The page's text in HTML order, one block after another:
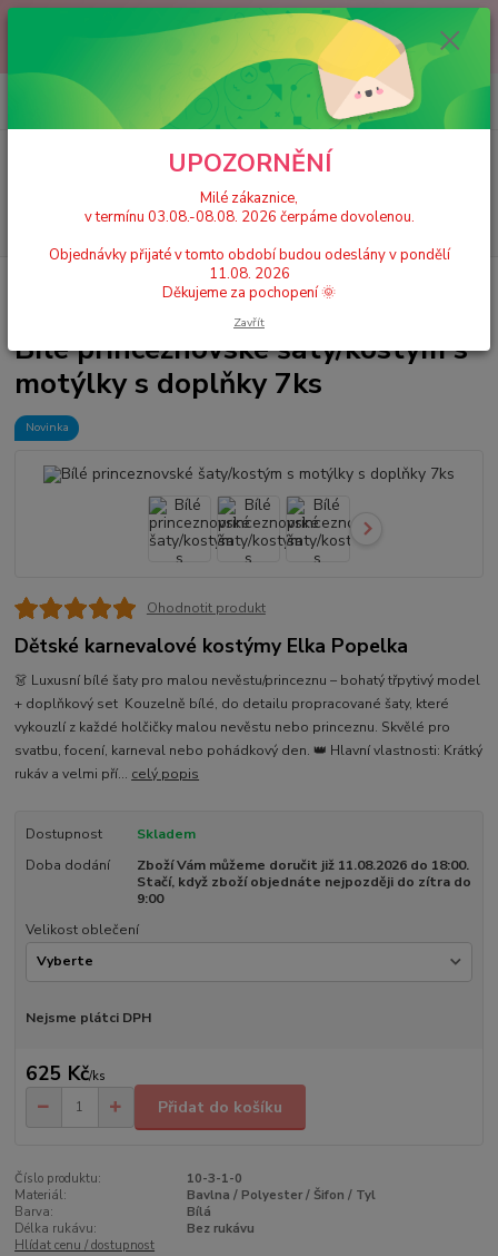
Milé zákaznice, v termínu 03.08.-08.08. 2026 čerpáme dovolenou.
Objednávky přijaté v tomto období budou odeslány v pondělí 11.08.
2026 Děkujeme za pochopení 🌞
CZK
Hledat
+420 777 224 390
(Po-Pá, 9-17 hod.)
0 Kč
Dětské karnevalové kostýmy / Princeznovské šaty, doplňky
princeznovské šaty/kostým s motýlky s doplňky 7ks
Bílé princeznovské šaty/kostým s
motýlky s doplňky 7ks
Novinka
Ohodnotit produkt
Dětské karnevalové kostýmy Elka Popelka
👗 Luxusní bílé šaty pro malou nevěstu/princeznu – bohatý třpytivý model
+ doplňkový set Kouzelně bílé, do detailu propracované šaty, které
vykouzlí z každé holčičky malou nevěstu nebo princeznu. Skvělé pro
svatbu, focení, karneval nebo pohádkový den. 👑 Hlavní vlastnosti: Krátký
rukáv a velmi pří... celý popis
Dostupnost
Skladem
Doba dodání
Zboží Vám můžeme doručit již 11.08.2026 do 18:00.
Stačí, když zboží objednáte nejpozději do zítra do
9:00
Velikost oblečení
Nejsme plátci DPH
625 Kč/ks
Přidat do košíku
Číslo produktu:
10-3-1-0
Materiál:
Bavlna / Polyester / Šifon / Tyl
Barva:
Bílá
Délka rukávu:
Bez rukávu
Hlídat cenu / dostupnost
UPOZORNĚNÍ
Milé zákaznice,
v termínu 03.08.-08.08. 2026 čerpáme dovolenou.
Objednávky přijaté v tomto období budou odeslány v pondělí
11.08. 2026
Děkujeme za pochopení 🌞
Zavřít